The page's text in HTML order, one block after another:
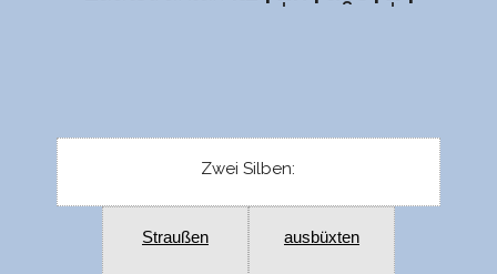
Zwei Silben:
Straußen ausbüxten